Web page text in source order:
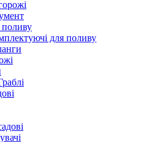
для поливу